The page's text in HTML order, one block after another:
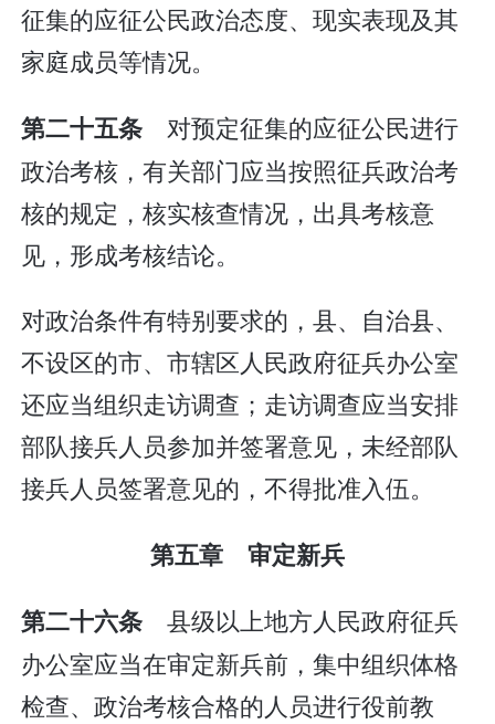
征集的应征公民政治态度、现实表现及其
家庭成员等情况。
第二十五条 对预定征集的应征公民进行
政治考核，有关部门应当按照征兵政治考
核的规定，核实核查情况，出具考核意
见，形成考核结论。
对政治条件有特别要求的，县、自治县、
不设区的市、市辖区人民政府征兵办公室
还应当组织走访调查；走访调查应当安排
部队接兵人员参加并签署意见，未经部队
接兵人员签署意见的，不得批准入伍。
第五章 审定新兵
第二十六条 县级以上地方人民政府征兵
办公室应当在审定新兵前，集中组织体格
检查、政治考核合格的人员进行役前教